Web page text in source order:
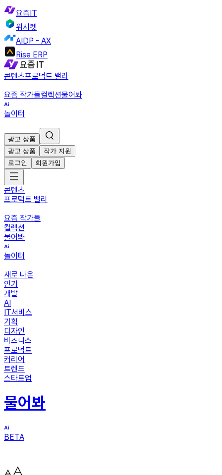
요즘IT
위시켓
AIDP - AX
Rise ERP
콘텐츠프로덕트 밸리
요즘 작가들컬렉션물어봐
놀이터
광고 상품
광고 상품
작가 지원
로그인
회원가입
콘텐츠
프로덕트 밸리
요즘 작가들
컬렉션
물어봐
놀이터
새로 나온
인기
개발
AI
IT서비스
기획
디자인
비즈니스
프로덕트
커리어
트렌드
스타트업
물어봐
BETA